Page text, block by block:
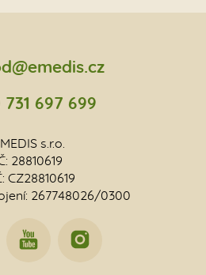
697 699
s.r.o.
28810619
CZ28810619
267748026/0300